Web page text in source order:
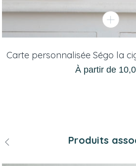
Carte personnalisée Ségo la
À partir de
Produits